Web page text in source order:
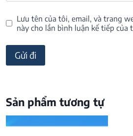
Lưu tên của tôi, email, và trang
này cho lần bình luận kế tiếp của
Sản phẩm tương tự